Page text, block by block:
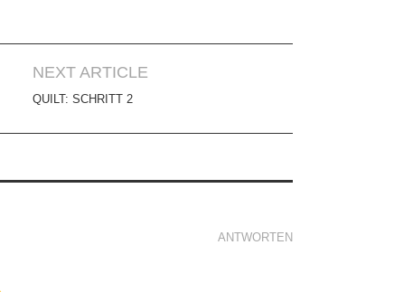
NEXT ARTICLE
QUILT: SCHRITT 2
ANTWORTEN